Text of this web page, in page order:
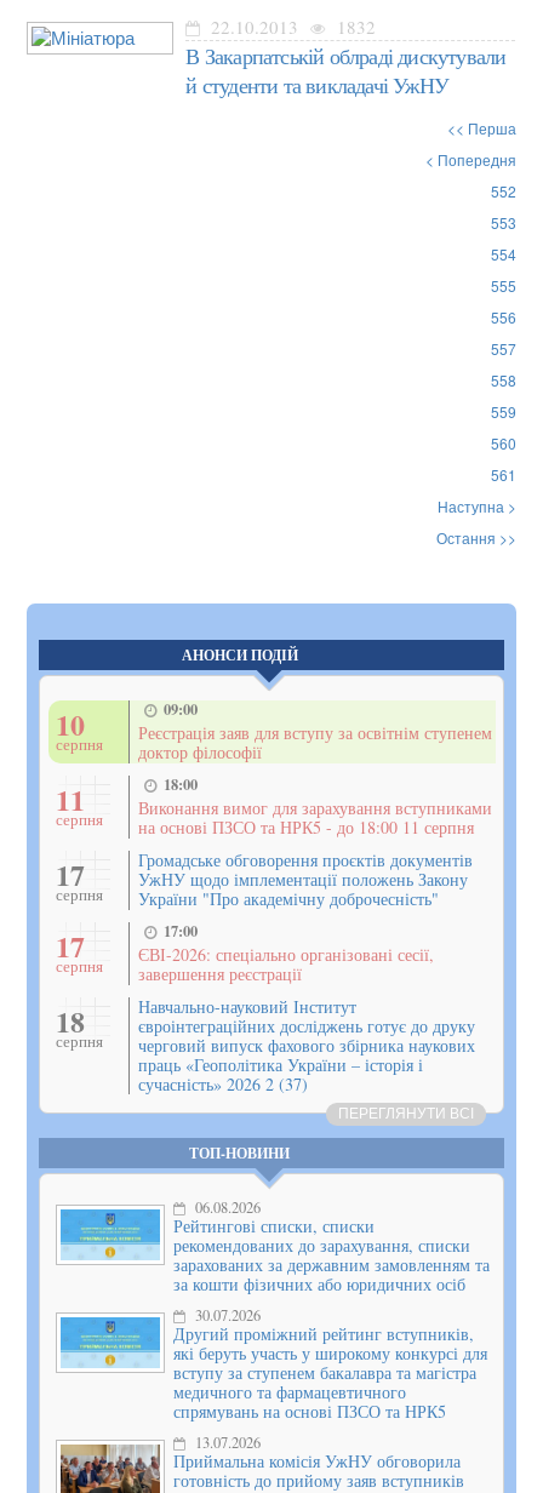
22.10.2013 1832
В Закарпатській облраді дискутували
й студенти та викладачі УжНУ
<< Перша
< Попередня
552
553
554
555
556
557
558
559
560
561
Наступна >
Остання >>
АНОНСИ ПОДІЙ
10
серпня
09:00
Реєстрація заяв для вступу за освітнім ступенем
доктор філософії
11
серпня
18:00
Виконання вимог для зарахування вступниками
на основі ПЗСО та НРК5 - до 18:00 11 серпня
17
серпня
Громадське обговорення проєктів документів
УжНУ щодо імплементації положень Закону
України "Про академічну доброчесність"
17
серпня
17:00
ЄВІ-2026: спеціально організовані сесії,
завершення реєстрації
18
серпня
Навчально-науковий Інститут
євроінтеграційних досліджень готує до друку
черговий випуск фахового збірника наукових
праць «Геополітика України – історія і
сучасність» 2026 2 (37)
ПЕРЕГЛЯНУТИ ВСІ
ТОП-НОВИНИ
06.08.2026
Рейтингові списки, списки
рекомендованих до зарахування, списки
зарахованих за державним замовленням та
за кошти фізичних або юридичних осіб
30.07.2026
Другий проміжний рейтинг вступників,
які беруть участь у широкому конкурсі для
вступу за ступенем бакалавра та магістра
медичного та фармацевтичного
спрямувань на основі ПЗСО та НРК5
13.07.2026
Приймальна комісія УжНУ обговорила
готовність до прийому заяв вступників